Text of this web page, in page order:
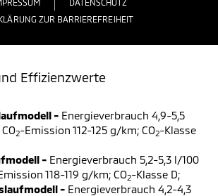
ZUR BARRIEREFREIHEIT
Effizienzwerte
- Energieverbrauch 4,9-5,5
2-Emission 112-125 g/km; CO2-Klasse
- Energieverbrauch 5,2-5,3 l/100
118-119 g/km; CO2-Klasse D;
- Energieverbrauch 4,2-4,3